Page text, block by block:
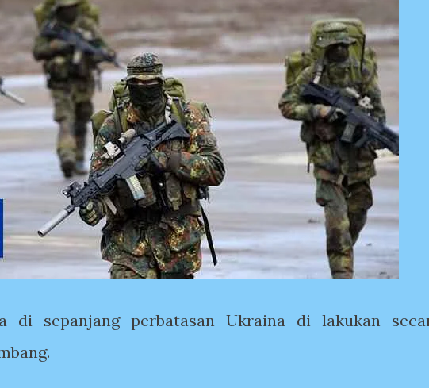
di sepanjang perbatasan Ukraina di lakukan